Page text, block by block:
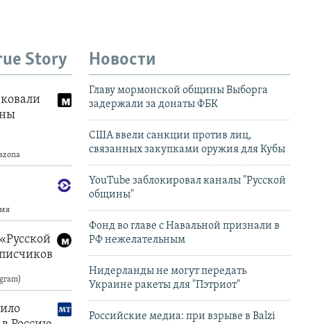
Story Новости
Главу мормонской общины Выборга
задержали за донаты ФБК
США ввели санкции против лиц,
связанных закупками оружия для Кубы
YouTube заблокировал каналы "Русской
общины"
Фонд во главе с Навальной признали в
РФ нежелательным
Нидерланды не могут передать
Украине ракеты для "Пэтриот"
Российские медиа: при взрыве в Balzi